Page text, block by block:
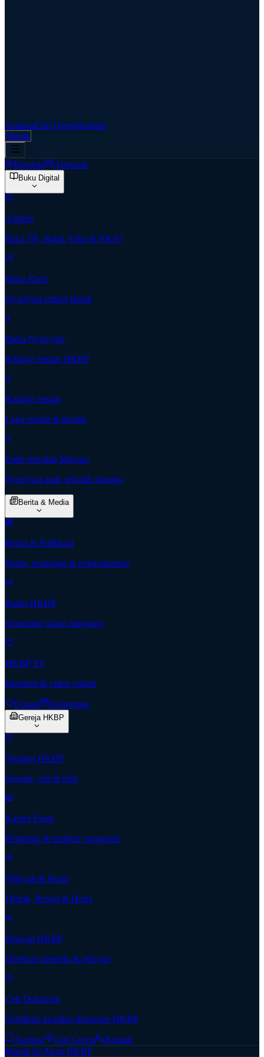
AspirasiCari GerejaKontak
Masuk
Beranda Almanak
Buku Digital
Alkitab
Baca TB, Batak Toba & NKJV
Buku Ende
Nyanyian rohani Batak
Buku Nyanyian
Kidung Jemaat HKBP
Kidung Jemaat
Lagu pujian & ibadah
Ende Sekolah Minggu
Nyanyian anak sekolah minggu
Berita & Media
Berita & Publikasi
Warta, renungan & pengumuman
Radio HKBP
Streaming siaran langsung
HKBP TV
Khotbah & video rohani
Donasi Kolportase
Gereja HKBP
Tentang HKBP
Sejarah, visi & misi
Kantor Pusat
Pimpinan & struktur organisasi
Wilayah & Huria
Distrik, Resort & Huria
Pelayan HKBP
Direktori pendeta & pelayan
Cek Dokumen
Verifikasi keaslian dokumen HKBP
Aspirasi Cari Gereja
Kontak
Masuk ke Akun HKBP